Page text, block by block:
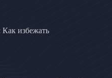
Как избежать